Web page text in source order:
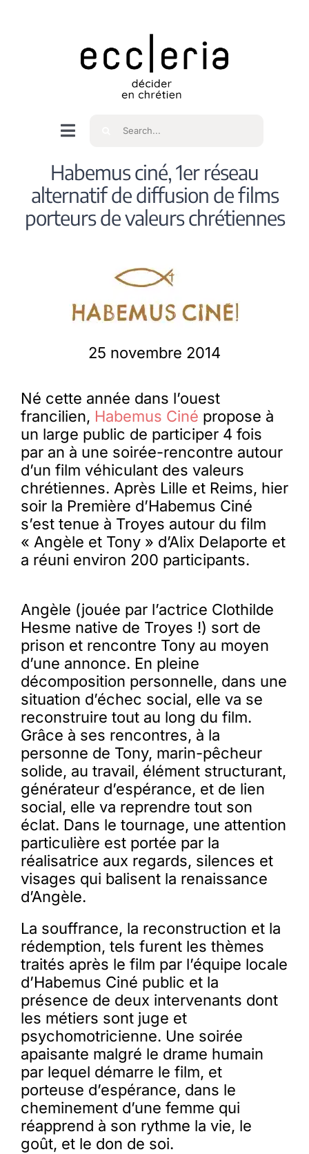
Navigation
bascule
Accueil
Qui sommes nous ?
Spiritualité
Membres
L’actu
Nous soutenir
La revue Responsables
Rechercher
Habemus ciné, 1er réseau
alternatif de diffusion de films
porteurs de valeurs chrétiennes
25 novembre 2014
Né cette année dans l’ouest
francilien, Habemus Ciné propose à
un large public de participer 4 fois
par an à une soirée-rencontre autour
d’un film véhiculant des valeurs
chrétiennes. Après Lille et Reims, hier
soir la Première d’Habemus Ciné
s’est tenue à Troyes autour du film
« Angèle et Tony » d’Alix Delaporte et
a réuni environ 200 participants.
Angèle (jouée par l’actrice Clothilde
Hesme native de Troyes !) sort de
prison et rencontre Tony au moyen
d’une annonce. En pleine
décomposition personnelle, dans une
situation d’échec social, elle va se
reconstruire tout au long du film.
Grâce à ses rencontres, à la
personne de Tony, marin-pêcheur
solide, au travail, élément structurant,
générateur d’espérance, et de lien
social, elle va reprendre tout son
éclat. Dans le tournage, une attention
particulière est portée par la
réalisatrice aux regards, silences et
visages qui balisent la renaissance
d’Angèle.
La souffrance, la reconstruction et la
rédemption, tels furent les thèmes
traités après le film par l’équipe locale
d’Habemus Ciné public et la
présence de deux intervenants dont
les métiers sont juge et
psychomotricienne. Une soirée
apaisante malgré le drame humain
par lequel démarre le film, et
porteuse d’espérance, dans le
cheminement d’une femme qui
réapprend à son rythme la vie, le
goût, et le don de soi.